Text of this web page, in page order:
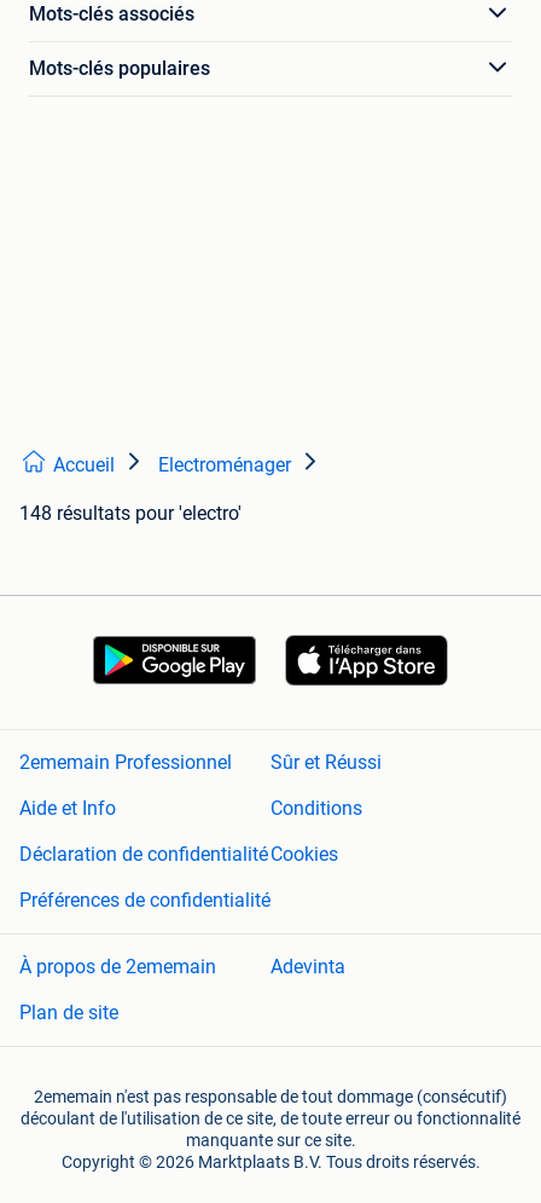
Mots-clés associés
Mots-clés populaires
Accueil Electroménager
148 résultats pour 'electro'
2ememain Professionnel
Sûr et Réussi
Aide et Info
Conditions
Déclaration de confidentialitéCookies
Préférences de confidentialité
À propos de 2ememain
Adevinta
Plan de site
2ememain n'est pas responsable de tout dommage (consécutif)
découlant de l'utilisation de ce site, de toute erreur ou fonctionnalité
manquante sur ce site.
Copyright © 2026 Marktplaats B.V. Tous droits réservés.